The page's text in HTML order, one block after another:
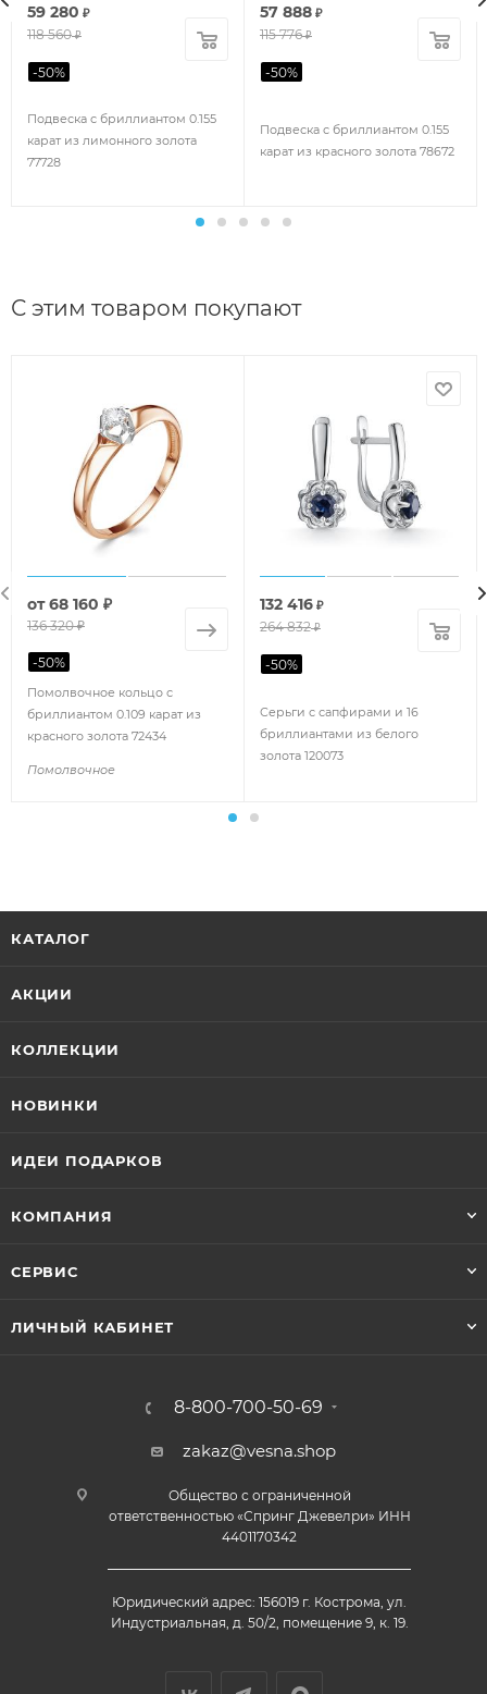
Подвеска с бриллиантом 0.155
карат из лимонного золота
77728
59 280 ₽
118 560₽
-50%
Подвеска с бриллиантом 0.155
карат из красного золота 78672
57 888 ₽
115 776₽
-50%
С этим товаром покупают
Помолвочное кольцо с
бриллиантом 0.109 карат из
красного золота 72434
Помолвочное
от68 160 ₽
136 320 ₽
-50%
Серьги с сапфирами и 16
бриллиантами из белого
золота 120073
132 416 ₽
264 832₽
-50%
КАТАЛОГ
АКЦИИ
КОЛЛЕКЦИИ
НОВИНКИ
ИДЕИ ПОДАРКОВ
КОМПАНИЯ
СЕРВИС
ЛИЧНЫЙ КАБИНЕТ
8-800-700-50-69
zakaz@vesna.shop
Общество с ограниченной
ответственностью «Спринг Джевелри» ИНН
4401170342
Юридический адрес: 156019 г. Кострома, ул.
Индустриальная, д. 50/2, помещение 9, к. 19.